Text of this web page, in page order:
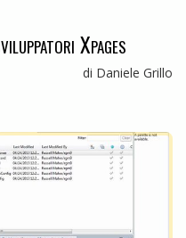
Xpages
di Daniele Grillo